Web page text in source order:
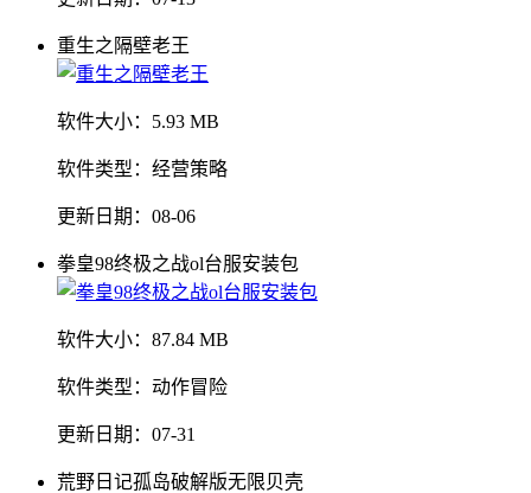
重生之隔壁老王
软件大小： 5.93 MB
软件类型： 经营策略
更新日期： 08-06
拳皇98终极之战ol台服安装包
软件大小： 87.84 MB
软件类型： 动作冒险
更新日期： 07-31
荒野日记孤岛破解版无限贝壳